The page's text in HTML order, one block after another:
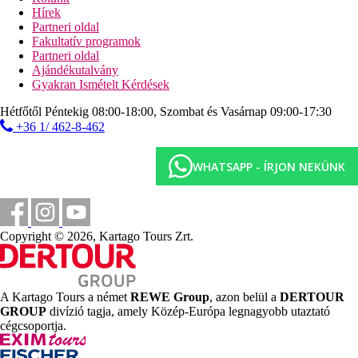
ingyenes napozóágyak, napernyők és törölközők
2 gyermekmedence
bevásárlóközpont
Strand leírása
fokozatos homokos bejárat, helyenként korallzátony
(vízicipőt ajánlunk)
Diéta
Mindent tartalmaz
Reggeli, ebéd és vacsora büfé
Késői reggeli
Könnyű harapnivalók, kávé, tea, péksütemények a nap
folyamán
Á la carte étterem (olasz) - tartózkodásonként 1
alkalommal ingyenes, foglalás szükséges
Válogatott helyben termelt alkoholos és alkoholmentes
italok (az egyes bárok nyitvatartási idejétől függően)
Hírek
Partneri oldal
Fakultatív programok
Partneri oldal
Ajándékutalvány
Gyakran Ismételt Kérdések
Hétfőtől Péntekig 08:00-18:00, Szombat és Vasárnap 09:00-17:30
+36 1/ 462-8-462
WHATSAPP - ÍRJON NEKÜNK
Copyright © 2026, Kartago Tours Zrt.
A Kartago Tours a német REWE Group, azon belül a DERTOUR
GROUP divízió tagja, amely Közép-Európa legnagyobb utaztató
cégcsoportja.